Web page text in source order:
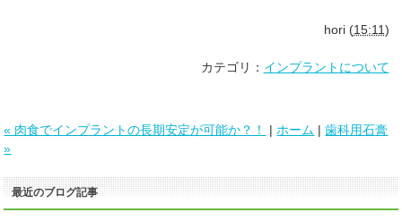
hori(15:11)
カテゴリ： インプラントについて
« 肉食でインプラントの長期安定が可能か？！ | ホーム |歯科用石膏
»
最近のブログ記事